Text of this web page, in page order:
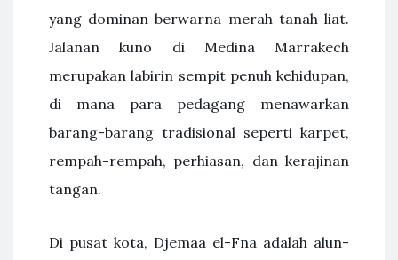
yang dominan berwarna merah tanah liat.
Jalanan kuno di Medina Marrakech
merupakan labirin sempit penuh kehidupan,
di mana para pedagang menawarkan
barang-barang tradisional seperti karpet,
rempah-rempah, perhiasan, dan kerajinan
tangan.
Di pusat kota, Djemaa el-Fna adalah alun-